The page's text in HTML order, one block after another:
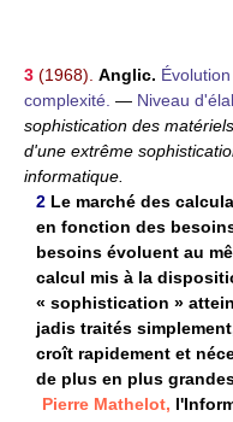
3 (1968). Anglic.
complexité. — Niveau
sophistication des
d'une extrême
informatique.
2 Le marché des
en fonction des
besoins évoluent au
calcul mis à la
« sophistication »
jadis traités
croît rapidement et
de plus en plus
Pierre Mathelot,